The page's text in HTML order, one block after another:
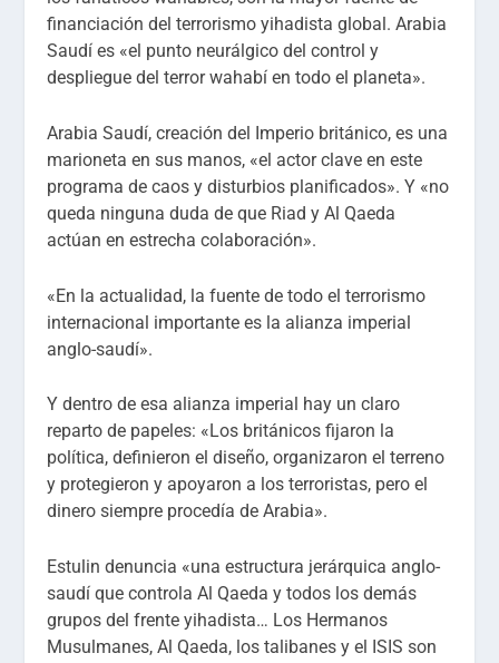
financiación del terrorismo yihadista global. Arabia
Saudí es «el punto neurálgico del control y
despliegue del terror wahabí en todo el planeta».
Arabia Saudí, creación del Imperio británico, es una
marioneta en sus manos, «el actor clave en este
programa de caos y disturbios planificados». Y «no
queda ninguna duda de que Riad y Al Qaeda
actúan en estrecha colaboración».
«En la actualidad, la fuente de todo el terrorismo
internacional importante es la alianza imperial
anglo-saudí».
Y dentro de esa alianza imperial hay un claro
reparto de papeles: «Los británicos fijaron la
política, definieron el diseño, organizaron el terreno
y protegieron y apoyaron a los terroristas, pero el
dinero siempre procedía de Arabia».
Estulin denuncia «una estructura jerárquica anglo-
saudí que controla Al Qaeda y todos los demás
grupos del frente yihadista… Los Hermanos
Musulmanes, Al Qaeda, los talibanes y el ISIS son